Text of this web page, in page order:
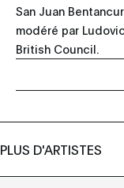
San Juan
modéré par
British Council.
PLUS D'ARTISTES